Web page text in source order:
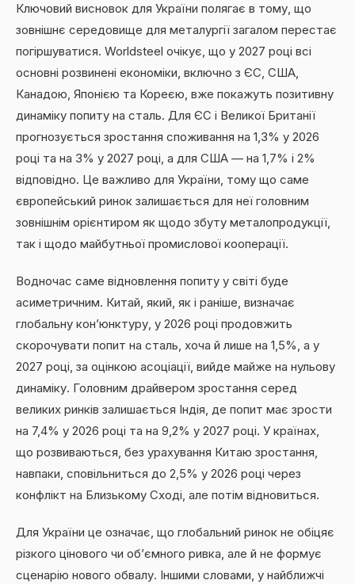
Ключовий висновок для України полягає в тому, що
зовнішнє середовище для металургії загалом перестає
погіршуватися. Worldsteel очікує, що у 2027 році всі
основні розвинені економіки, включно з ЄС, США,
Канадою, Японією та Кореєю, вже покажуть позитивну
динаміку попиту на сталь. Для ЄС і Великої Британії
прогнозується зростання споживання на 1,3% у 2026
році та на 3% у 2027 році, а для США — на 1,7% і 2%
відповідно. Це важливо для України, тому що саме
європейський ринок залишається для неї головним
зовнішнім орієнтиром як щодо збуту металопродукції,
так і щодо майбутньої промислової кооперації.
Водночас саме відновлення попиту у світі буде
асиметричним. Китай, який, як і раніше, визначає
глобальну кон’юнктуру, у 2026 році продовжить
скорочувати попит на сталь, хоча й лише на 1,5%, а у
2027 році, за оцінкою асоціації, вийде майже на нульову
динаміку. Головним драйвером зростання серед
великих ринків залишається Індія, де попит має зрости
на 7,4% у 2026 році та на 9,2% у 2027 році. У країнах,
що розвиваються, без урахування Китаю зростання,
навпаки, сповільниться до 2,5% у 2026 році через
конфлікт на Близькому Сході, але потім відновиться.
Для України це означає, що глобальний ринок не обіцяє
різкого цінового чи об’ємного ривка, але й не формує
сценарію нового обвалу. Іншими словами, у найближчі